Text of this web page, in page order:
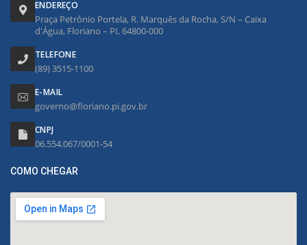
ENDEREÇO
Praça Petrônio Portela, R. Marquês da Rocha, S/N – Caixa
d'Água, Floriano – PI, 64800-000
TELEFONE
(89) 3515-1100
E-MAIL
governo@floriano.pi.gov.br
CNPJ
06.554.067/0001-54
COMO CHEGAR